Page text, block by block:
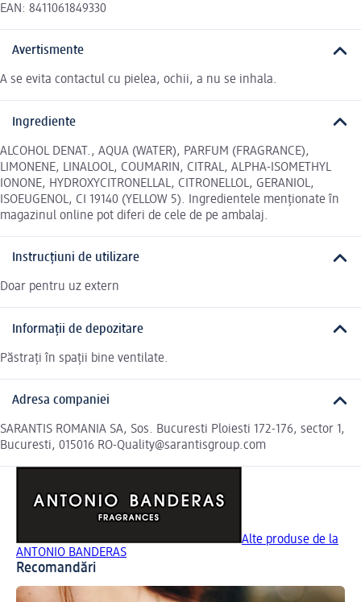
EAN: 8411061849330
Avertismente
A se evita contactul cu pielea, ochii, a nu se inhala.
Ingrediente
ALCOHOL DENAT., AQUA (WATER), PARFUM (FRAGRANCE),
LIMONENE, LINALOOL, COUMARIN, CITRAL, ALPHA-ISOMETHYL
IONONE, HYDROXYCITRONELLAL, CITRONELLOL, GERANIOL,
ISOEUGENOL, CI 19140 (YELLOW 5). Ingredientele menționate în
magazinul online pot diferi de cele de pe ambalaj.
Instrucțiuni de utilizare
Doar pentru uz extern
Informații de depozitare
Păstrați în spații bine ventilate.
Adresa companiei
SARANTIS ROMANIA SA, Sos. Bucuresti Ploiesti 172-176, sector 1,
Bucuresti, 015016 RO-Quality@sarantisgroup.com
Alte produse de la
ANTONIO BANDERAS
Recomandări